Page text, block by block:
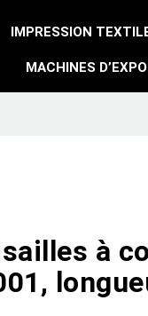
IMPRESSION
MACHINES
à